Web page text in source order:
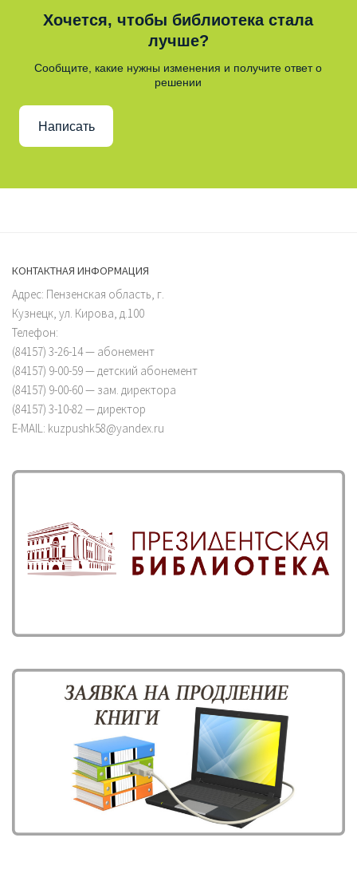
Хочется, чтобы библиотека стала
лучше?
Сообщите, какие нужны изменения и получите ответ о
решении
Написать
КОНТАКТНАЯ ИНФОРМАЦИЯ
Адрес: Пензенская область, г.
Кузнецк, ул. Кирова, д.100
Телефон:
(84157) 3-26-14 — абонемент
(84157) 9-00-59 — детский абонемент
(84157) 9-00-60 — зам. директора
(84157) 3-10-82 — директор
E-MAIL: kuzpushk58@yandex.ru